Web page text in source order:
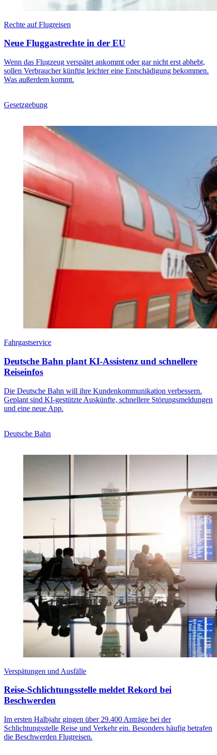
Rechte auf Flugreisen
Neue Fluggastrechte in der EU
Wenn das Flugzeug verspätet ankommt oder gar nicht erst abhebt,
sollen Verbraucher künftig leichter eine Entschädigung bekommen.
Was außerdem kommt.
Gesetzgebung
Fahrgastservice
Deutsche Bahn plant KI-Assistenz und schnellere
Reiseinfos
Die Deutsche Bahn will ihre Kundenkommunikation verbessern.
Geplant sind KI-gestützte Auskünfte, schnellere Störungsmeldungen
und eine neue App.
Deutsche Bahn
Verspätungen und Ausfälle
Reise-Schlichtungsstelle meldet Rekord bei
Beschwerden
Im ersten Halbjahr gingen über 29.400 Anträge bei der
Schlichtungsstelle Reise und Verkehr ein. Besonders häufig betrafen
die Beschwerden Flugreisen.